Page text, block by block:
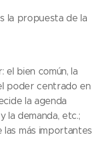
la propuesta de la
el bien común, la
poder centrado en
la agenda
la demanda, etc.;
más importantes